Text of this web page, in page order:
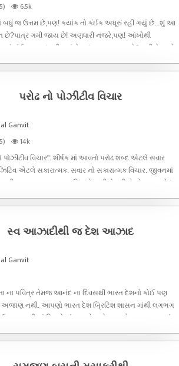
6.5k
બધું જ ઉત્તમ છે,પણ! ક્યાંક તો કંઈક અધૂરું રહી ગયું છે...શું આ
છે?પાત્ર ગમી જાય છે! અણધારી નજરે,પણ! આંખોથી
કંઈક અધૂરું રહી ગયું છે...શું આ જ જીવન છે?ખુશી છે અને
પરોઢ નો પોઝીટીવ વિચાર
Ganvit
14k
પોઝીટીવ વિચાર". શીર્ષક માં આવતો પરોઢ શબ્દ એટલે સવાર
એટલે સકારાત્મક. સવાર નો સકારાત્મક વિચાર. જીવનમાં
શુરુઆત સકારાત્મક વિચારો રાખી ને કરીએ તો જીવન કેવું
આપણા જ
સ્વ આઝાદીથી જ દેશ આઝાદ
Ganvit
ના પવિત્ર તેમજ આનંદ ના દિવસથી ભારત દેશનો કોઈ પણ
અજાણ નથી. આપણો ભારત દેશ બ્રિટિશ શાસન માંથી લગભગ
ઉપર ગુલામી નાં દિવસો માં જીવ્યો હતો. ૧૫ ઓગસ્ટ, ૧૯૪૭ નાં
નાં લા